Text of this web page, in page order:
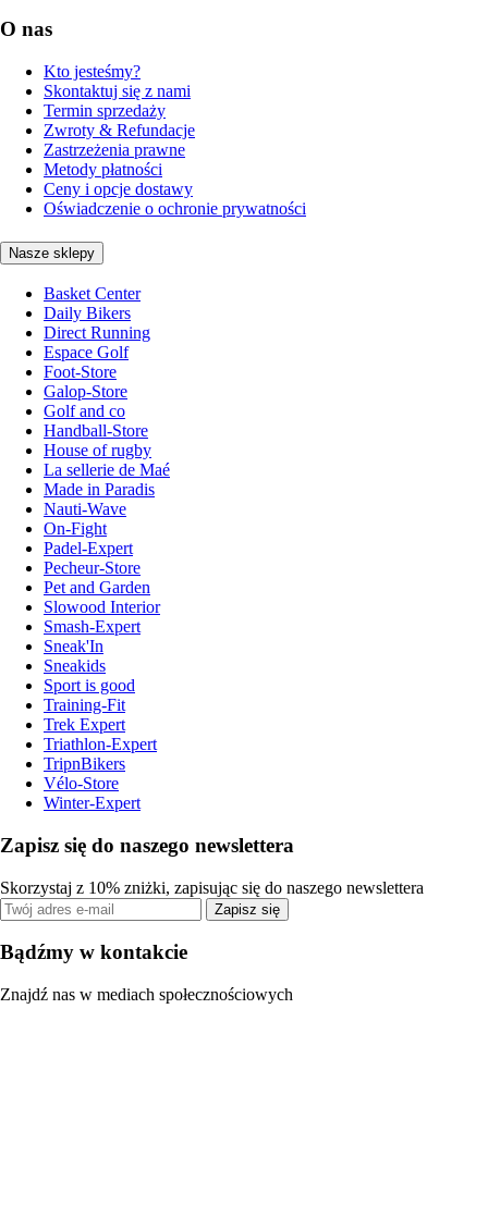
O nas
Kto jesteśmy?
Skontaktuj się z nami
Termin sprzedaży
Zwroty & Refundacje
Zastrzeżenia prawne
Metody płatności
Ceny i opcje dostawy
Oświadczenie o ochronie prywatności
Nasze sklepy
Basket Center
Daily Bikers
Direct Running
Espace Golf
Foot-Store
Galop-Store
Golf and co
Handball-Store
House of rugby
La sellerie de Maé
Made in Paradis
Nauti-Wave
On-Fight
Padel-Expert
Pecheur-Store
Pet and Garden
Slowood Interior
Smash-Expert
Sneak'In
Sneakids
Sport is good
Training-Fit
Trek Expert
Triathlon-Expert
TripnBikers
Vélo-Store
Winter-Expert
Zapisz się do naszego newslettera
Skorzystaj z 10% zniżki, zapisując się do naszego newslettera
Zapisz się
Bądźmy w kontakcie
Znajdź nas w mediach społecznościowych